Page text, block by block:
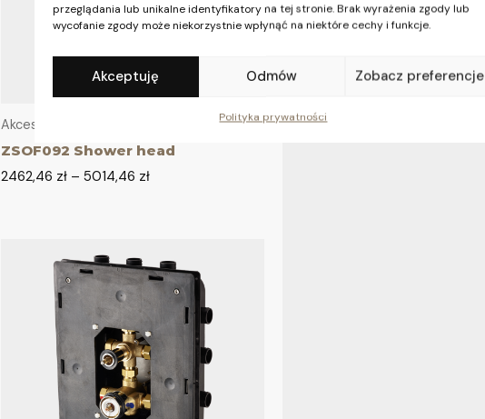
przeglądania lub unikalne identyfikatory na tej stronie. Brak wyrażenia zgody lub
wycofanie zgody może niekorzystnie wpłynąć na niektóre cechy i funkcje.
Akceptuję Odmów Zobacz preferencje
Polityka prywatności
Akcesoria podtynkowe
ZSOF092 Shower head
2462,46 zł –5014,46 zł